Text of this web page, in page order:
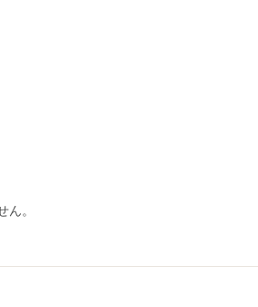
。